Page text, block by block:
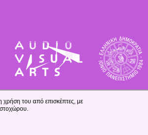
χρήση του από επισκέπτες, με